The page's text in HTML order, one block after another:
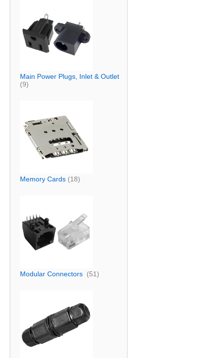
Main Power Plugs, Inlet & Outlet
(9)
Memory Cards (18)
Modular Connectors (51)